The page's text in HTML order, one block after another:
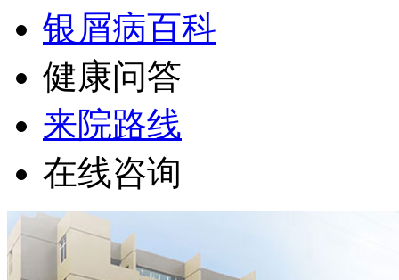
银屑病百科
健康问答
来院路线
在线咨询